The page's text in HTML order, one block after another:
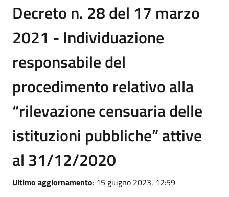
Decreto n. 28 del 17 marzo
2021 - Individuazione
responsabile del
procedimento relativo alla
“rilevazione censuaria delle
istituzioni pubbliche” attive
al 31/12/2020
Ultimo aggiornamento: 15 giugno 2023, 12:59